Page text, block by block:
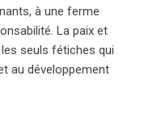
à une ferme
La paix et
les seuls fétiches qui
au développement